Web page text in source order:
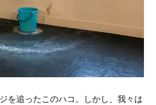
を追ったこのハコ。しかし、我々は